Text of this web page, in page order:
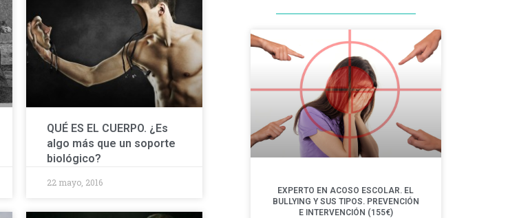
QUÉ ES EL CUERPO. ¿Es
algo más que un soporte
biológico?
22 mayo, 2016
EXPERTO EN ACOSO ESCOLAR. EL
BULLYING Y SUS TIPOS. PREVENCIÓN
E INTERVENCIÓN (155€)